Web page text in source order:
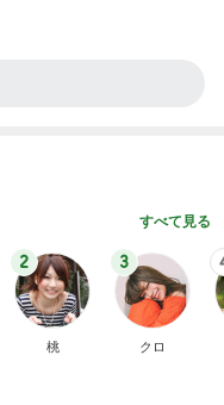
すべて見る
2
桃
3
クロ